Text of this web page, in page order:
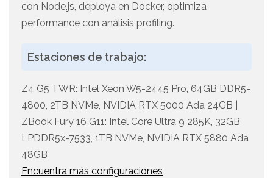
con Node.js, deploya en Docker, optimiza
performance con análisis profiling.
Estaciones de trabajo:
Z4 G5 TWR: Intel Xeon W5-2445 Pro, 64GB DDR5-
4800, 2TB NVMe, NVIDIA RTX 5000 Ada 24GB |
ZBook Fury 16 G11: Intel Core Ultra 9 285K, 32GB
LPDDR5x-7533, 1TB NVMe, NVIDIA RTX 5880 Ada
48GB
Encuentra más configuraciones